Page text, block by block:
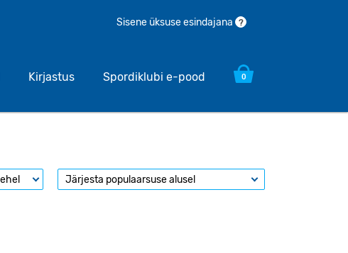
Sisene üksuse esindajana ?
Kirjastus Spordiklubi e-pood 0